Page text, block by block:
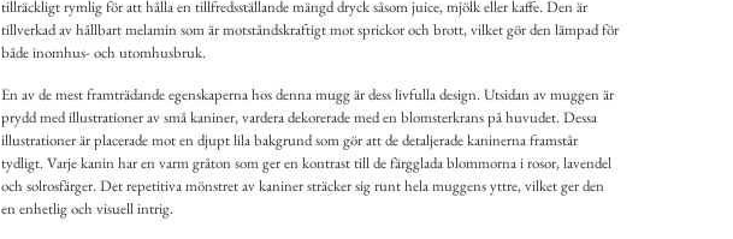
tillräckligt rymlig för att hålla en tillfredsställande mängd dryck såsom juice, mjölk eller kaffe. Den är
tillverkad av hållbart melamin som är motståndskraftigt mot sprickor och brott, vilket gör den lämpad för
både inomhus- och utomhusbruk.
En av de mest framträdande egenskaperna hos denna mugg är dess livfulla design. Utsidan av muggen är
prydd med illustrationer av små kaniner, vardera dekorerade med en blomsterkrans på huvudet. Dessa
illustrationer är placerade mot en djupt lila bakgrund som gör att de detaljerade kaninerna framstår
tydligt. Varje kanin har en varm gråton som ger en kontrast till de färgglada blommorna i rosor, lavendel
och solrosfärger. Det repetitiva mönstret av kaniner sträcker sig runt hela muggens yttre, vilket ger den
en enhetlig och visuell intrig.